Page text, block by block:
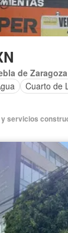
de Zaragoza
Cuarto de
y servicios